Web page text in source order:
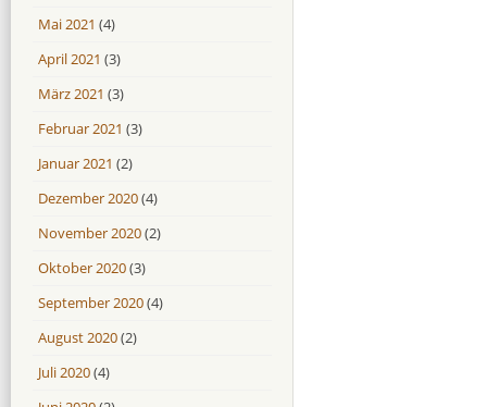
Mai 2021 (4)
April 2021 (3)
März 2021 (3)
Februar 2021 (3)
Januar 2021 (2)
Dezember 2020(4)
November 2020(2)
Oktober 2020(3)
September 2020(4)
August 2020(2)
Juli 2020(4)